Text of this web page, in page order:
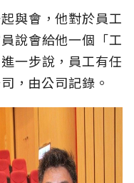
與會，他對於員工
說會給他一個「工
一步說，員工有任
，由公司記錄。